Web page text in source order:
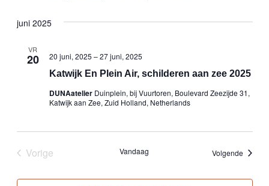
juni 2025
VR
20
Katwijk En Plein Air, schilderen aan zee 2025
20 juni, 2025 –27 juni, 2025
DUNAatelier Duinplein, bij Vuurtoren, Boulevard Zeezijde 31,
Katwijk aan Zee, Zuid Holland, Netherlands
Vorige
Vandaag Volgende